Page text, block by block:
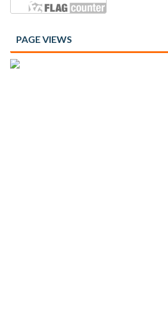
PAGE VIEWS